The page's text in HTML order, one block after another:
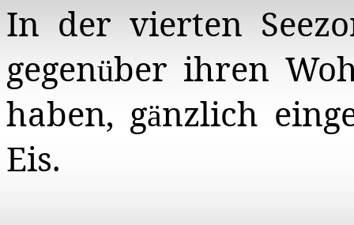
In der vierten
gegenüber ihren
haben, gänzlich
Eis.